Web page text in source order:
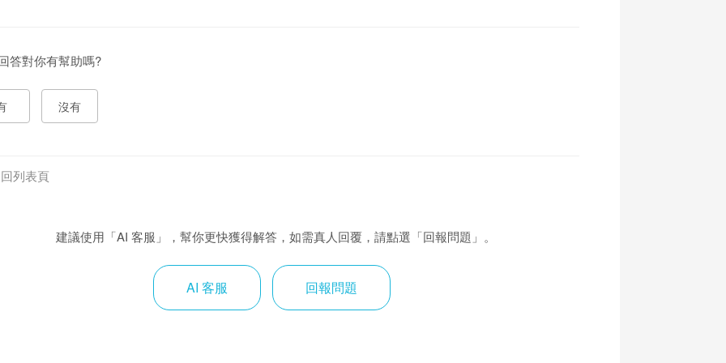
答對你有幫助嗎?
沒有
列表頁
建議使用「AI 客服」，幫你更快獲得解答，如需真人回覆，請點選「回報問題」。
AI 客服 回報問題